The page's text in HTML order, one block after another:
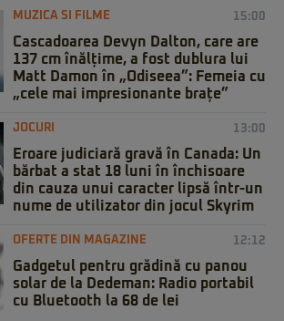
MUZICA SI FILME 15:00
Cascadoarea Devyn Dalton, care are
137 cm înălțime, a fost dublura lui
Matt Damon în „Odiseea”: Femeia cu
„cele mai impresionante brațe”
JOCURI 13:00
Eroare judiciară gravă în Canada: Un
bărbat a stat 18 luni în închisoare
din cauza unui caracter lipsă într-un
nume de utilizator din jocul Skyrim
OFERTE DIN MAGAZINE 12:12
Gadgetul pentru grădină cu panou
solar de la Dedeman: Radio portabil
cu Bluetooth la 68 de lei